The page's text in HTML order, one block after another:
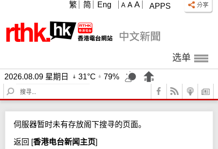
APPS
A A A
繁 简 Eng
选单
2026.08.09 星期日 31°C
79%
S
e
c
h
伺服器暂时未有存放阁下搜寻的页面。
返回 [香港电台新闻主页]